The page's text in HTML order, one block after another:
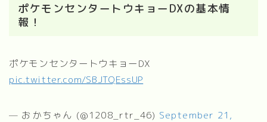
ポケモンセンタートウキョーDXの基本情
報！
ポケモンセンタートウキョーDX
pic.twitter.com/SBJTQEssUP
— おかちゃん (@1208_rtr_46) September 21,